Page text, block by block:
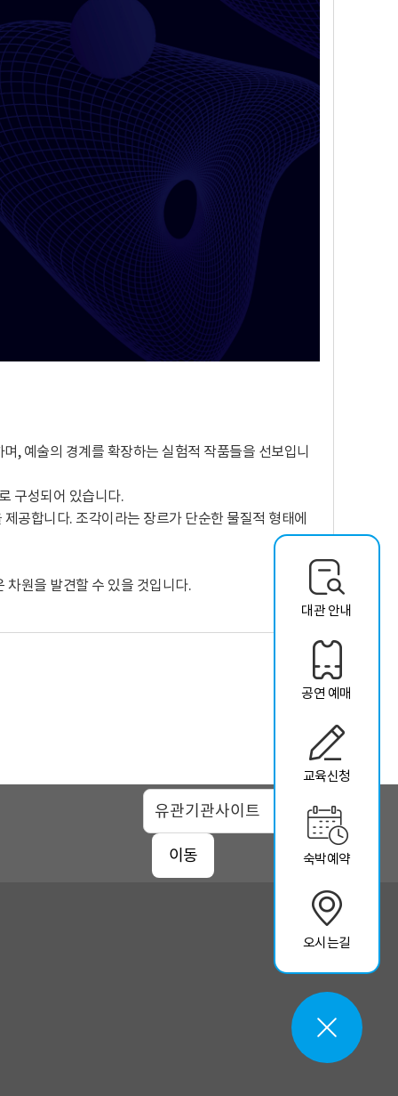
, 예술의 경계를 확장하는 실험적 작품들을 선보입니
구성되어 있습니다.
공합니다. 조각이라는 장르가 단순한 물질적 형태에
차원을 발견할 수 있을 것입니다.
이동
대관 안내
공연 예매
교육신청
숙박예약
오시는길